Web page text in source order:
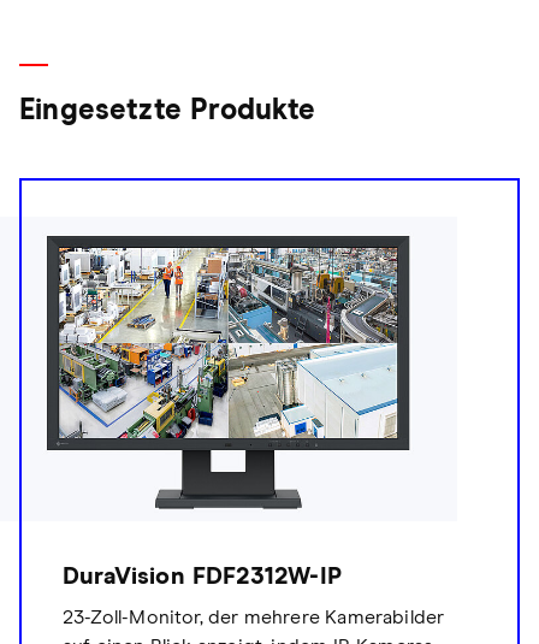
Eingesetzte Produkte
DuraVision FDF2312W-IP
23-Zoll-Monitor, der mehrere Kamerabilder